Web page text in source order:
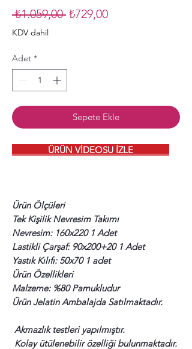
₺1.059,00 Normal
₺729,00İndirimli
KDV dahil
Adet *
Sepete Ekle
ÜRÜN VİDEOSU İZLE
Ürün Ölçüleri
Tek Kişilik Nevresim Takımı
Nevresim: 160x220 1 Adet
Lastikli Çarşaf: 90x200+20 1 Adet
Yastık Kılıfı: 50x70 1 adet
Ürün Özellikleri
Malzeme: %80 Pamukludur
Ürün Jelatin Ambalajda Satılmaktadır.
Akmazlık testleri yapılmıştır.
Kolay ütülenebilir özelliği bulunmaktadır.